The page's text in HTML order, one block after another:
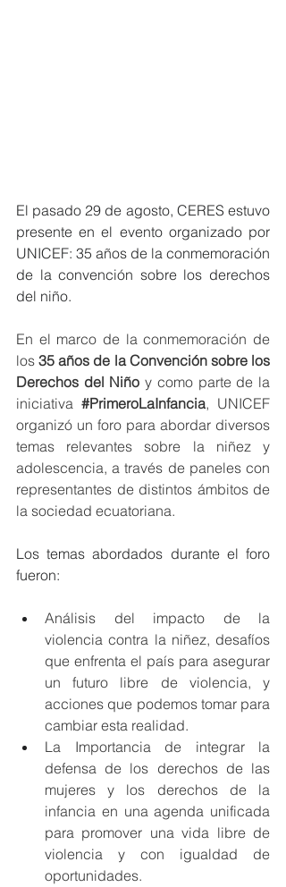
El pasado 29 de agosto, CERES estuvo
presente en el evento organizado por
UNICEF: 35 años de la conmemoración
de la convención sobre los derechos
del niño.
En el marco de la conmemoración de
los 35 años de la Convención sobre los
Derechos del Niño y como parte de la
iniciativa #PrimeroLaInfancia, UNICEF
organizó un foro para abordar diversos
temas relevantes sobre la niñez y
adolescencia, a través de paneles con
representantes de distintos ámbitos de
la sociedad ecuatoriana.
Los temas abordados durante el foro
fueron:
Análisis del impacto de la
violencia contra la niñez, desafíos
que enfrenta el país para asegurar
un futuro libre de violencia, y
acciones que podemos tomar para
cambiar esta realidad.
La Importancia de integrar la
defensa de los derechos de las
mujeres y los derechos de la
infancia en una agenda unificada
para promover una vida libre de
violencia y con igualdad de
oportunidades.